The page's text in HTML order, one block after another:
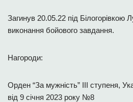
Загинув 20.05.22 під Білогорівкою
виконання бойового завдання.
Нагороди:
Орден “За мужність” ІІІ ступеня,
від 9 січня 2023 року №8